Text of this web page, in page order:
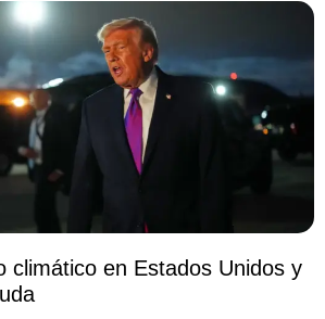
climático en Estados Unidos y